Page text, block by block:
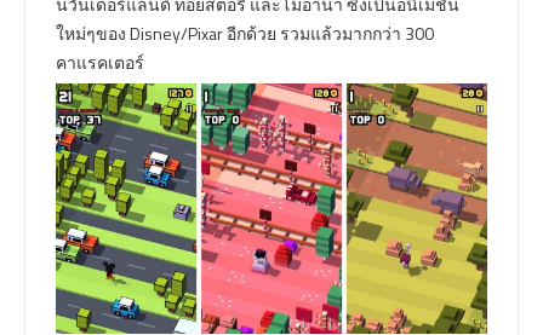
ใหม่ๆของ Disney/Pixar อีกด้วย รวมแล้วมากกว่า 300
คาแรคเตอร์